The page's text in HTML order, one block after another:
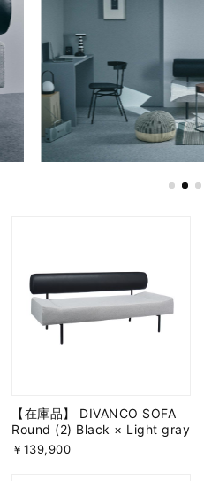
【在庫品】 DIVANCO SOFA
Round (2) Black × Light gray
￥139,900